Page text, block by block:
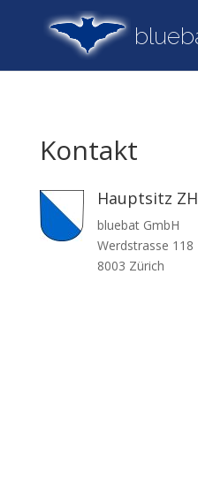
Kontakt
Hauptsitz ZH
bluebat GmbH
Werdstrasse 118
8003 Zürich